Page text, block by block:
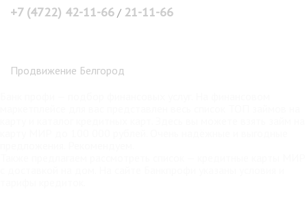
+7 (4722) 42-11-66 / 21-11-66
Продвижение Белгород